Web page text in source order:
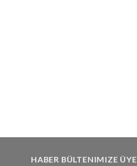
HABER BÜLTENIMIZE ÜYE